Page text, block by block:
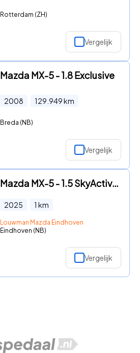
Rotterdam (ZH)
Vergelijk
Mazda MX-5 - 1.8 Exclusive
2008 129.949km
Breda (NB)
Vergelijk
Mazda MX-5 - 1.5 SkyActiv-G 132 Kazari | Ruim € 8.500, - voorraadvoordeel
2025 1 km
Louwman Mazda Eindhoven
Eindhoven (NB)
Vergelijk